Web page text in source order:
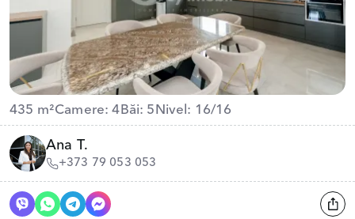
435 m²Camere: 4 Băi: 5 Nivel: 16/16
Ana T.
+373 79 053 053